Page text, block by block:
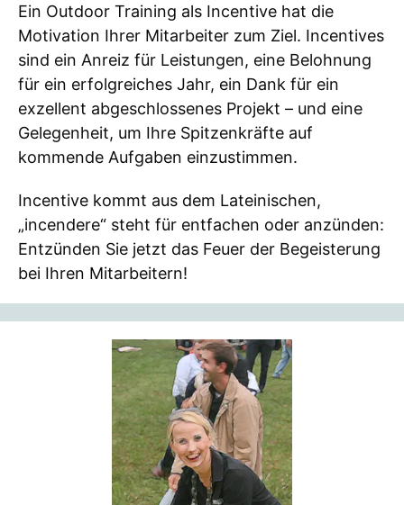
Ein Outdoor Training als Incentive hat die
Motivation Ihrer Mitarbeiter zum Ziel. Incentives
sind ein Anreiz für Leistungen, eine Belohnung
für ein erfolgreiches Jahr, ein Dank für ein
exzellent abgeschlossenes Projekt – und eine
Gelegenheit, um Ihre Spitzenkräfte auf
kommende Aufgaben einzustimmen.
Incentive kommt aus dem Lateinischen,
„incendere“ steht für entfachen oder anzünden:
Entzünden Sie jetzt das Feuer der Begeisterung
bei Ihren Mitarbeitern!